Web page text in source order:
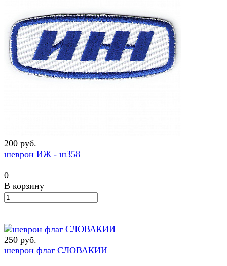
200 руб.
шеврон ИЖ - ш358
0
В корзину
250 руб.
шеврон флаг СЛОВАКИИ